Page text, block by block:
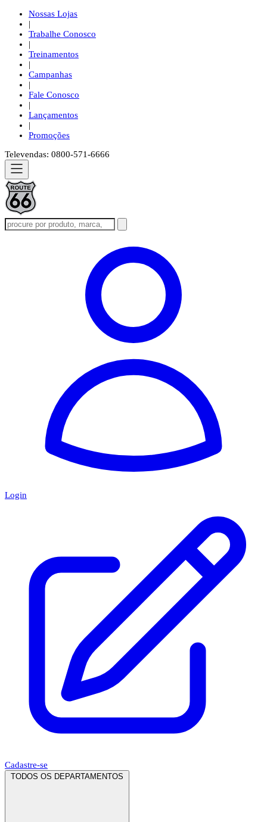
Nossas Lojas
|
Trabalhe Conosco
|
Treinamentos
|
Campanhas
|
Fale Conosco
|
Lançamentos
|
Promoções
Televendas: 0800-571-6666
Login
Cadastre-se
TODOS OS DEPARTAMENTOS